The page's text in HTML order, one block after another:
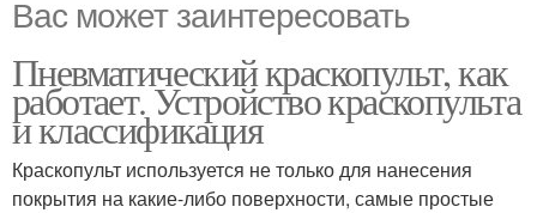
Вас может заинтересовать
Пневматический краскопульт, как
работает. Устройство краскопульта
и классификация
Краскопульт используется не только для нанесения
покрытия на какие-либо поверхности, самые простые